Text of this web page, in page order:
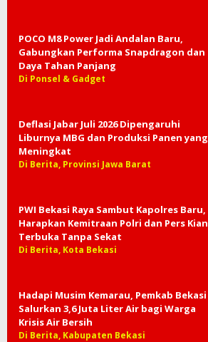
POCO M8 Power Jadi Andalan Baru,
Gabungkan Performa Snapdragon dan
Daya Tahan Panjang
Di Ponsel & Gadget
Deflasi Jabar Juli 2026 Dipengaruhi
Liburnya MBG dan Produksi Panen yang
Meningkat
Di Berita, Provinsi Jawa Barat
PWI Bekasi Raya Sambut Kapolres Baru,
Harapkan Kemitraan Polri dan Pers Kian
Terbuka Tanpa Sekat
Di Berita, Kota Bekasi
Hadapi Musim Kemarau, Pemkab Bekasi
Salurkan 3,6 Juta Liter Air bagi Warga
Krisis Air Bersih
Di Berita, Kabupaten Bekasi